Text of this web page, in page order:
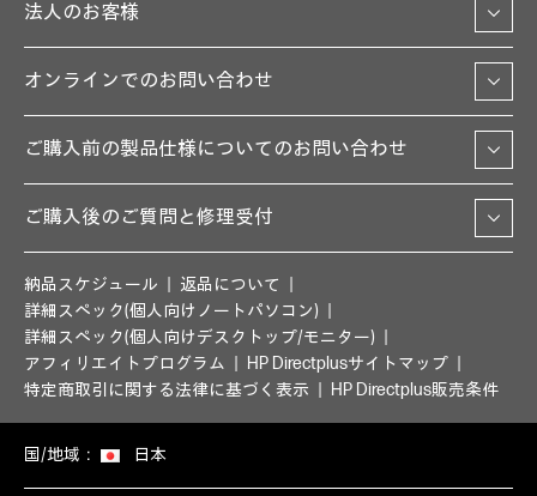
法人のお客様
オンラインでのお問い合わせ
ご購入前の製品仕様についてのお問い合わせ
ご購入後のご質問と修理受付
納品スケジュール
返品について
詳細スペック(個人向けノートパソコン)
詳細スペック(個人向けデスクトップ/モニター)
アフィリエイトプログラム
HP Directplusサイトマップ
特定商取引に関する法律に基づく表示
HP Directplus販売条件
国/地域： 日本